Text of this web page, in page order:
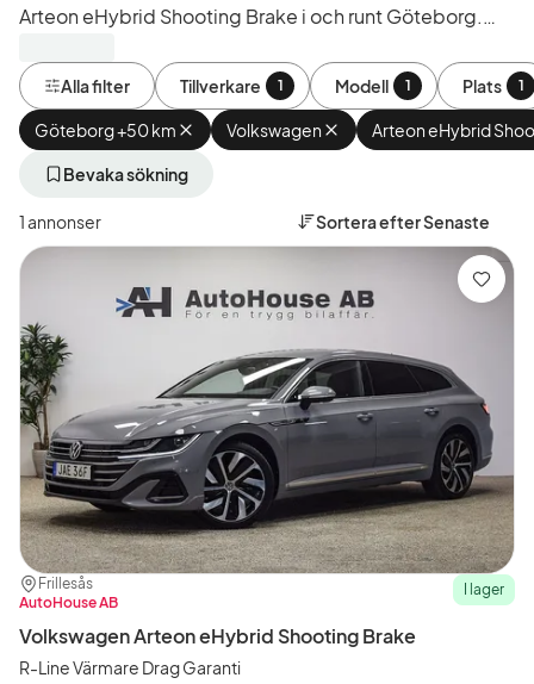
Arteon eHybrid Shooting Brake i och runt Göteborg.
Sverige.Alla filter Tillverkare 1 Modell 1 Plats 1
Göteborg +50 km Ta
bort
aktivt
Volkswagen Ta
bort
Volkswagen
Arteon eHybrid
Bevaka sökning
1 annonser Sortera efterSenaste
Plats:
Frillesås
Återförsäljare:
AutoHouse AB
I lager
Volkswagen Arteon eHybrid Shooting Brake
R-Line Värmare Drag Garanti
Spara